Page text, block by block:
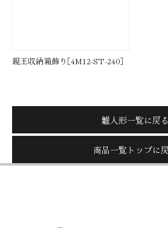
親王収納箱飾り［4M12-ST-240］
雛人形一覧に戻る
商品一覧トップに